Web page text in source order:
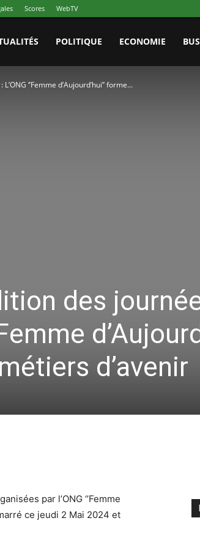
Scores WebTV
POLITIQUE ECONOMIE
‘’Femme d’Aujourd’hui’’ forme...
des
d’avenir
par l’ONG ‘’Femme
ce jeudi 2 Mai 2024 et